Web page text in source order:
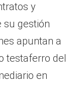
y
su gestión
apuntan a
testaferro del
en